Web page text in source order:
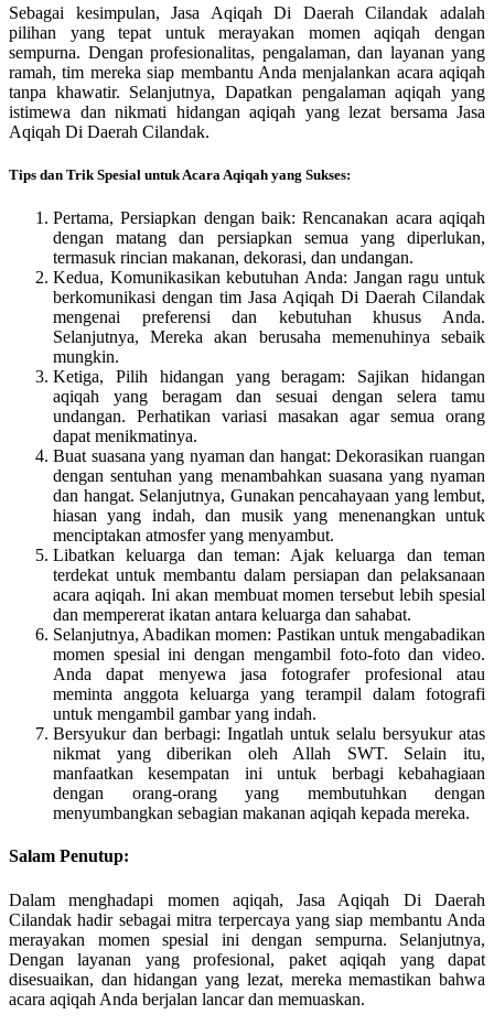
Sebagai kesimpulan, Jasa Aqiqah Di Daerah Cilandak adalah
pilihan yang tepat untuk merayakan momen aqiqah dengan
sempurna. Dengan profesionalitas, pengalaman, dan layanan yang
ramah, tim mereka siap membantu Anda menjalankan acara aqiqah
tanpa khawatir. Selanjutnya, Dapatkan pengalaman aqiqah yang
istimewa dan nikmati hidangan aqiqah yang lezat bersama Jasa
Aqiqah Di Daerah Cilandak.
Tips dan Trik Spesial untuk Acara Aqiqah yang Sukses:
Pertama, Persiapkan dengan baik: Rencanakan acara aqiqah
dengan matang dan persiapkan semua yang diperlukan,
termasuk rincian makanan, dekorasi, dan undangan.
Kedua, Komunikasikan kebutuhan Anda: Jangan ragu untuk
berkomunikasi dengan tim Jasa Aqiqah Di Daerah Cilandak
mengenai preferensi dan kebutuhan khusus Anda.
Selanjutnya, Mereka akan berusaha memenuhinya sebaik
mungkin.
Ketiga, Pilih hidangan yang beragam: Sajikan hidangan
aqiqah yang beragam dan sesuai dengan selera tamu
undangan. Perhatikan variasi masakan agar semua orang
dapat menikmatinya.
Buat suasana yang nyaman dan hangat: Dekorasikan ruangan
dengan sentuhan yang menambahkan suasana yang nyaman
dan hangat. Selanjutnya, Gunakan pencahayaan yang lembut,
hiasan yang indah, dan musik yang menenangkan untuk
menciptakan atmosfer yang menyambut.
Libatkan keluarga dan teman: Ajak keluarga dan teman
terdekat untuk membantu dalam persiapan dan pelaksanaan
acara aqiqah. Ini akan membuat momen tersebut lebih spesial
dan mempererat ikatan antara keluarga dan sahabat.
Selanjutnya, Abadikan momen: Pastikan untuk mengabadikan
momen spesial ini dengan mengambil foto-foto dan video.
Anda dapat menyewa jasa fotografer profesional atau
meminta anggota keluarga yang terampil dalam fotografi
untuk mengambil gambar yang indah.
Bersyukur dan berbagi: Ingatlah untuk selalu bersyukur atas
nikmat yang diberikan oleh Allah SWT. Selain itu,
manfaatkan kesempatan ini untuk berbagi kebahagiaan
dengan orang-orang yang membutuhkan dengan
menyumbangkan sebagian makanan aqiqah kepada mereka.
Salam Penutup:
Dalam menghadapi momen aqiqah, Jasa Aqiqah Di Daerah
Cilandak hadir sebagai mitra terpercaya yang siap membantu Anda
merayakan momen spesial ini dengan sempurna. Selanjutnya,
Dengan layanan yang profesional, paket aqiqah yang dapat
disesuaikan, dan hidangan yang lezat, mereka memastikan bahwa
acara aqiqah Anda berjalan lancar dan memuaskan.